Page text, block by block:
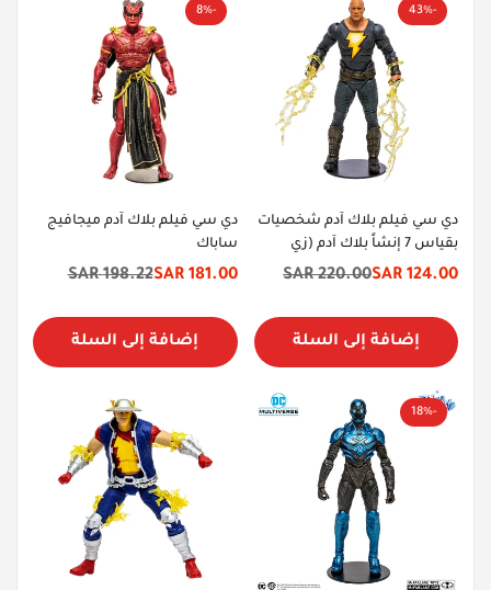
-43%
دي سي فيلم بلاك آدم شخصيات
بقياس 7 إنشاً بلاك آدم (زي
البطل)
سعر
124.00 SAR
السعر
220.00 SAR
إضافة إلى السلة
-8%
دي سي فيلم بلاك آدم ميجافيج
ساباك
سعر
181.00 SAR
السعر
198.22 SAR
إضافة إلى السلة
-18%